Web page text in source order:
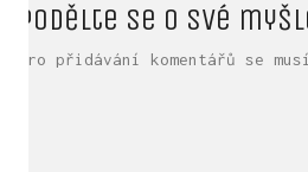
Podělte se o své
Pro přidávání komentářů se